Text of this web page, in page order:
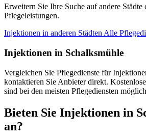
Erweitern Sie Ihre Suche auf andere Städte
Pflegeleistungen.
Injektionen in anderen Städten Alle
Injektionen in Schalksmühle
Vergleichen Sie Pflegedienste für
kontaktieren Sie Anbieter direkt.
sind bei den meisten Pflegediensten
Bieten Sie Injektionen in
an?